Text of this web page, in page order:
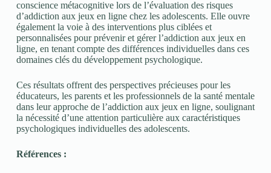
conscience métacognitive lors de l’évaluation des risques
d’addiction aux jeux en ligne chez les adolescents. Elle ouvre
également la voie à des interventions plus ciblées et
personnalisées pour prévenir et gérer l’addiction aux jeux en
ligne, en tenant compte des différences individuelles dans ces
domaines clés du développement psychologique.
Ces résultats offrent des perspectives précieuses pour les
éducateurs, les parents et les professionnels de la santé mentale
dans leur approche de l’addiction aux jeux en ligne, soulignant
la nécessité d’une attention particulière aux caractéristiques
psychologiques individuelles des adolescents.
Références :